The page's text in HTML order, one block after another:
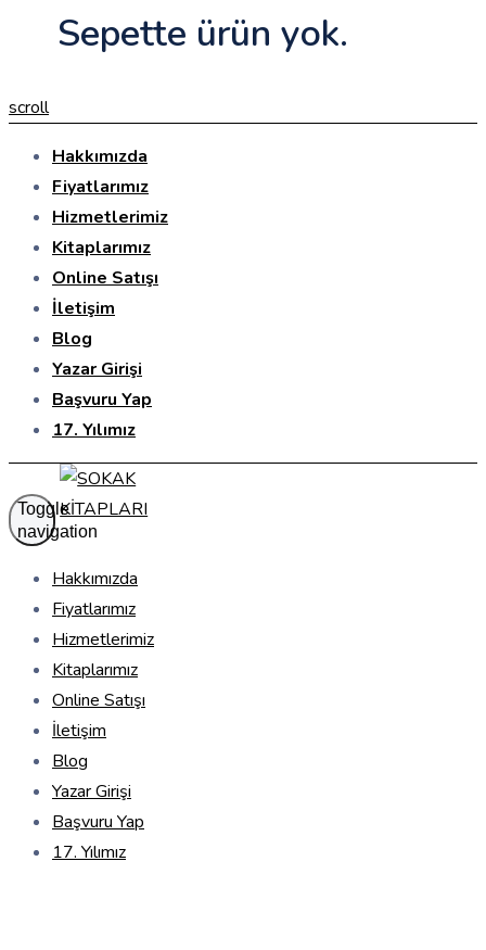
Sepette ürün yok.
scroll
Hakkımızda
Fiyatlarımız
Hizmetlerimiz
Kitaplarımız
Online Satışı
İletişim
Blog
Yazar Girişi
Başvuru Yap
17. Yılımız
Toggle
navigation
Hakkımızda
Fiyatlarımız
Hizmetlerimiz
Kitaplarımız
Online Satışı
İletişim
Blog
Yazar Girişi
Başvuru Yap
17. Yılımız